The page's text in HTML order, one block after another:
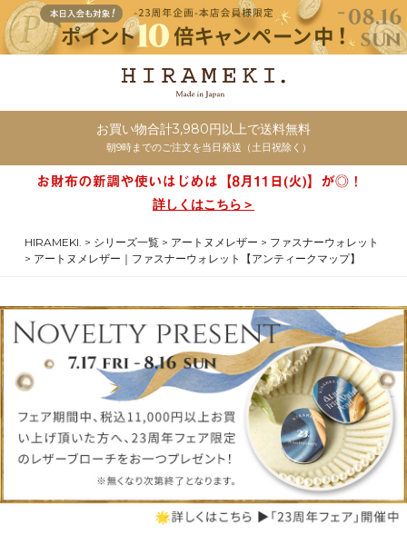
お買い物合計3,980円以上で送料無料
朝9時までのご注文を当日発送（土日祝除く）
詳しくはこちら＞
HIRAMEKI. シリーズ一覧 アートヌメレザー
ファスナーウォレット
アートヌメレザー｜ファスナーウォレット【アンティークマップ】